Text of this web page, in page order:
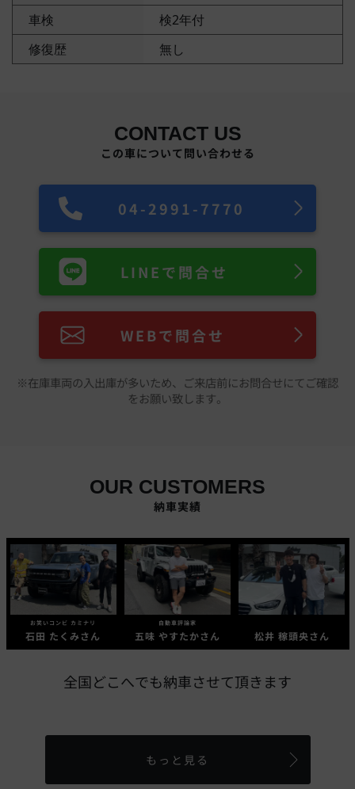
車検
検2年付
修復歴
無し
CONTACT US
この車について問い合わせる
04-2991-7770
LINEで問合せ
WEBで問合せ
※在庫車両の入出庫が多いため、ご来店前にお問合せにてご確認
をお願い致します。
OUR CUSTOMERS
納車実績
お笑いコンビ カミナリ
石田 たくみさん
自動車評論家
五味 やすたかさん 松井 稼頭央さん
全国どこへでも納車させて頂きます
もっと見る